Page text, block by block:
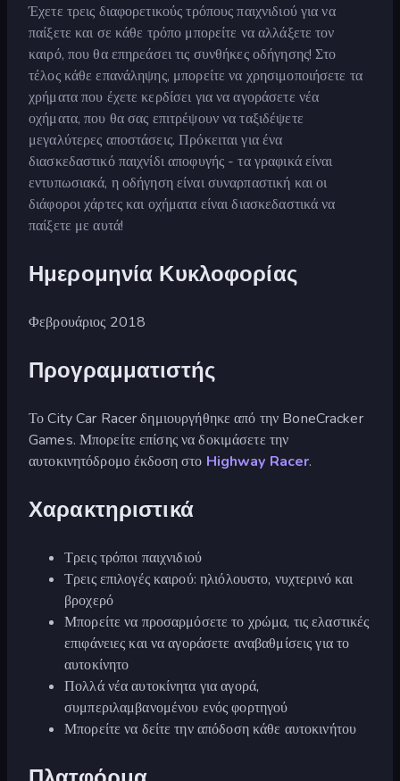
Έχετε τρεις διαφορετικούς τρόπους παιχνιδιού για να
παίξετε και σε κάθε τρόπο μπορείτε να αλλάξετε τον
καιρό, που θα επηρεάσει τις συνθήκες οδήγησης! Στο
τέλος κάθε επανάληψης, μπορείτε να χρησιμοποιήσετε τα
χρήματα που έχετε κερδίσει για να αγοράσετε νέα
οχήματα, που θα σας επιτρέψουν να ταξιδέψετε
μεγαλύτερες αποστάσεις. Πρόκειται για ένα
διασκεδαστικό παιχνίδι αποφυγής - τα γραφικά είναι
εντυπωσιακά, η οδήγηση είναι συναρπαστική και οι
διάφοροι χάρτες και οχήματα είναι διασκεδαστικά να
παίξετε με αυτά!
Ημερομηνία Κυκλοφορίας
Φεβρουάριος 2018
Προγραμματιστής
Το City Car Racer δημιουργήθηκε από την BoneCracker
Games. Μπορείτε επίσης να δοκιμάσετε την
αυτοκινητόδρομο έκδοση στο Highway Racer.
Χαρακτηριστικά
Τρεις τρόποι παιχνιδιού
Τρεις επιλογές καιρού: ηλιόλουστο, νυχτερινό και
βροχερό
Μπορείτε να προσαρμόσετε το χρώμα, τις ελαστικές
επιφάνειες και να αγοράσετε αναβαθμίσεις για το
αυτοκίνητο
Πολλά νέα αυτοκίνητα για αγορά,
συμπεριλαμβανομένου ενός φορτηγού
Μπορείτε να δείτε την απόδοση κάθε αυτοκινήτου